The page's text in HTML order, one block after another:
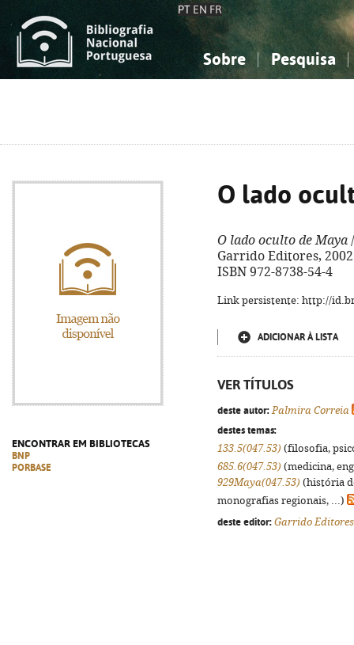
PT EN FR
Sobre Pesquisa
ENCONTRAR EM BIBLIOTECAS
BNP
PORBASE
O lado
O lado oculto de Maya
Garrido Editores,
ISBN 972-8738-54-4
Link persistente: http://
ADICIONAR À LISTA
VER TÍTULOS
deste autor: Palmira Correia
destes temas:
133.5(047.53) (filosofia,
685.6(047.53) (medicina,
929Maya(047.53) (história
monografias regionais, ...)
deste editor: Garrido Editores